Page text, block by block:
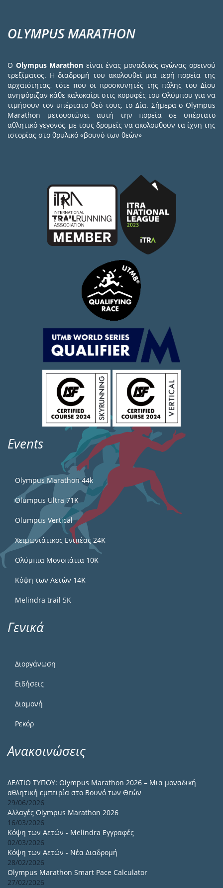
OLYMPUS MARATHON
Ο Olympus Marathon είναι ένας μοναδικός αγώνας ορεινού
τρεξίματος. Η διαδρομή του ακολουθεί μια ιερή πορεία της
αρχαιότητας, τότε που οι προσκυνητές της πόλης του Δίου
ανηφόριζαν κάθε καλοκαίρι στις κορυφές του Ολύμπου για να
τιμήσουν τον υπέρτατο θεό τους, το Δία. Σήμερα ο Olympus
Marathon μετουσιώνει αυτή την πορεία σε υπέρτατο
αθλητικό γεγονός, με τους δρομείς να ακολουθούν τα ίχνη της
ιστορίας στο θρυλικό «βουνό των θεών»
Events
Olympus Marathon 44k
Olumpus Ultra 71K
Olumpus Vertical
Χειμωνιάτικος Ενιπέας 24Κ
Ολύμπια Μονοπάτια 10Κ
Κόψη των Αετών 14Κ
Melindra trail 5Κ
Γενικά
Διοργάνωση
Ειδήσεις
Διαμονή
Ρεκόρ
Ανακοινώσεις
ΔΕΛΤΙΟ ΤΥΠΟΥ: Olympus Marathon 2026 – Μια μοναδική
αθλητική εμπειρία στο Βουνό των Θεών
29/06/2026
Αλλαγές Olympus Marathon 2026
16/03/2026
Κόψη των Αετών - Melindra Εγγραφές
02/03/2026
Κόψη των Αετών - Νέα Διαδρομή
28/02/2026
Olympus Marathon Smart Pace Calculator
27/02/2026